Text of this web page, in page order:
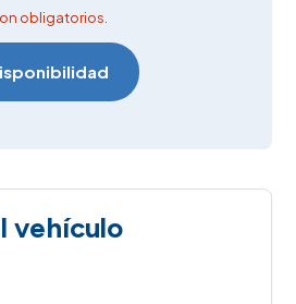
obligatorios.
vehículo